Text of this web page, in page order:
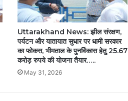
Uttarakhand News: झील संरक्षण,
पर्यटन और यातायात सुधार पर धामी सरकार
का फोकस, भीमताल के पुनर्विकास हेतु 25.67
करोड़ रुपये की योजना तैयार…..
May 31, 2026